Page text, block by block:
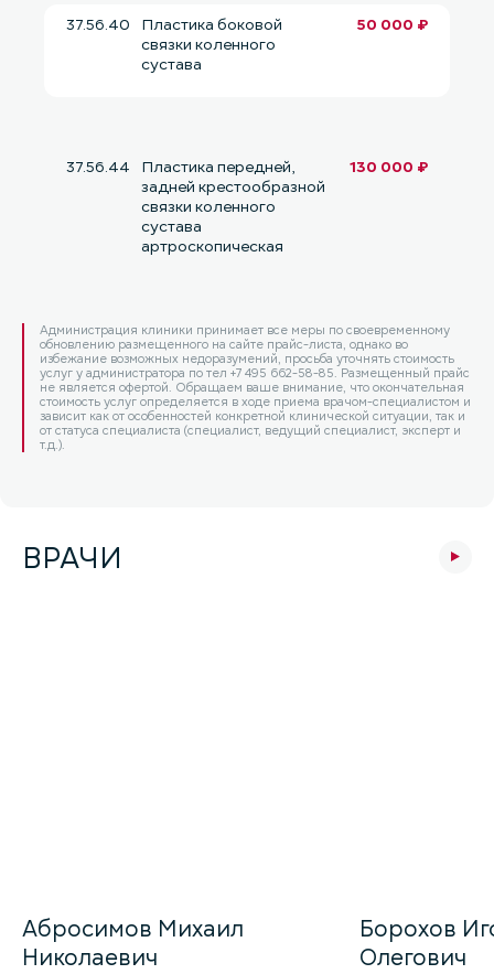
37.56.40
Пластика боковой
связки коленного
сустава
50 000 ₽
37.56.44
Пластика передней,
задней крестообразной
связки коленного
сустава
артроскопическая
130 000 ₽
Администрация клиники принимает все меры по своевременному
обновлению размещенного на сайте прайс-листа, однако во
избежание возможных недоразумений, просьба уточнять стоимость
услуг у администратора по тел +7 495 662-58-85. Размещенный прайс
не является офертой. Обращаем ваше внимание, что окончательная
стоимость услуг определяется в ходе приема врачом-специалистом и
зависит как от особенностей конкретной клинической ситуации, так и
от статуса специалиста (специалист, ведущий специалист, эксперт и
т.д.).
ВРАЧИ
Абросимов Михаил
Николаевич
Борохов
Олегович